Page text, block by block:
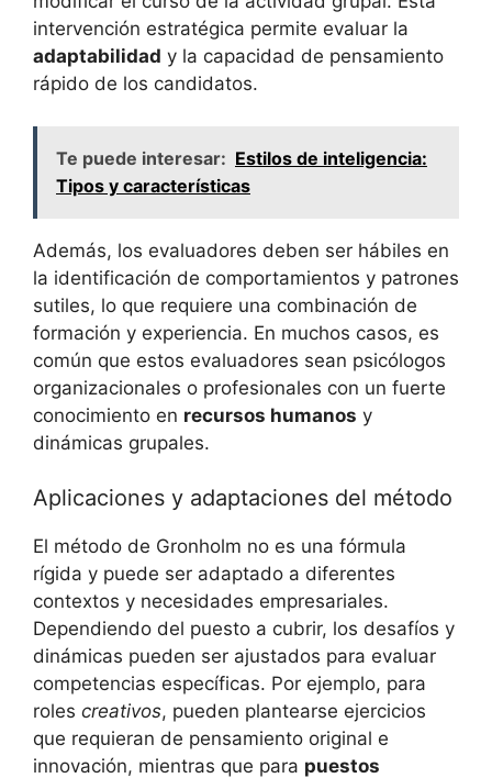
intervención estratégica permite evaluar la
adaptabilidad y la capacidad de pensamiento
rápido de los candidatos.
Te puede interesar: Estilos de inteligencia:
Tipos y características
Además, los evaluadores deben ser hábiles en
la identificación de comportamientos y patrones
sutiles, lo que requiere una combinación de
formación y experiencia. En muchos casos, es
común que estos evaluadores sean psicólogos
organizacionales o profesionales con un fuerte
conocimiento en recursos humanos y
dinámicas grupales.
Aplicaciones y adaptaciones del método
El método de Gronholm no es una fórmula
rígida y puede ser adaptado a diferentes
contextos y necesidades empresariales.
Dependiendo del puesto a cubrir, los desafíos y
dinámicas pueden ser ajustados para evaluar
competencias específicas. Por ejemplo, para
roles creativos, pueden plantearse ejercicios
que requieran de pensamiento original e
innovación, mientras que para puestos